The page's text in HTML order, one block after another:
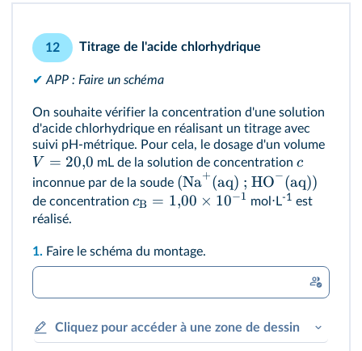
12 Titrage de l'acide chlorhydrique
✔ APP : Faire un schéma
On souhaite vérifier la concentration d'une solution
d'acide chlorhydrique en réalisant un titrage avec
suivi pH‑métrique. Pour cela, le dosage d'un volume
V = 20,0 mL de la solution de concentrationc
inconnue par de la soude (Na+(aq) ; HO−(aq))
de concentration cB = 1,00 × 10−1 mol⋅L-1 est
réalisé.
1. Faire le schéma du montage.
Cliquez pour accéder à une zone de dessin